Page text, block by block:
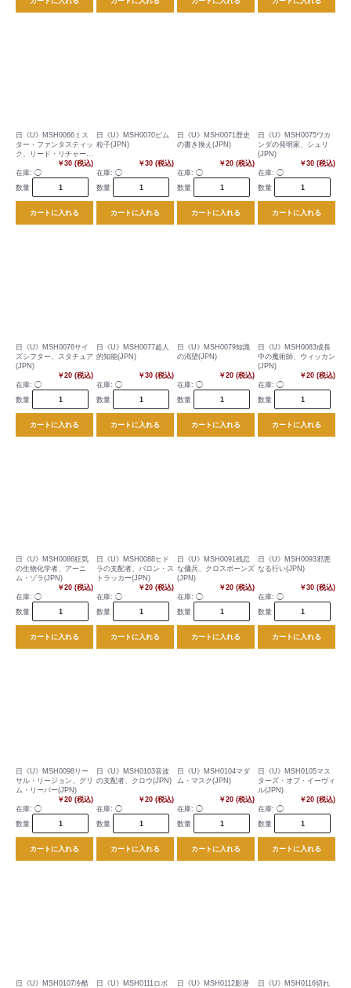
日《U》MSH0066ミス
ター・ファンタスティッ
ク、リード・リチャーズ
￥30 (税込)
在庫: ◯
数量
カートに入れる
日《U》MSH0070ピム
粒子(JPN)
￥30 (税込)
在庫: ◯
数量
カートに入れる
日《U》MSH0071歴史
の書き換え(JPN)
￥20 (税込)
在庫: ◯
数量
カートに入れる
日《U》MSH0075ワカ
ンダの発明家、シュリ
(JPN)
￥30 (税込)
在庫: ◯
数量
カートに入れる
日《U》MSH0076サイ
ズシフター、スタチュア
(JPN)
￥20 (税込)
在庫: ◯
数量
カートに入れる
日《U》MSH0077超人
的知能(JPN)
￥30 (税込)
在庫: ◯
数量
カートに入れる
日《U》MSH0079知識
の渇望(JPN)
￥20 (税込)
在庫: ◯
数量
カートに入れる
日《U》MSH0083成長
中の魔術師、ウィッカン
(JPN)
￥20 (税込)
在庫: ◯
数量
カートに入れる
日《U》MSH0086狂気
の生物化学者、アーニ
ム・ゾラ(JPN)
￥20 (税込)
在庫: ◯
数量
カートに入れる
日《U》MSH0088ヒド
ラの支配者、バロン・ス
トラッカー(JPN)
￥20 (税込)
在庫: ◯
数量
カートに入れる
日《U》MSH0091残忍
な傭兵、クロスボーンズ
(JPN)
￥20 (税込)
在庫: ◯
数量
カートに入れる
日《U》MSH0093邪悪
なる行い(JPN)
￥30 (税込)
在庫: ◯
数量
カートに入れる
日《U》MSH0098リー
サル・リージョン、グリ
ム・リーパー(JPN)
￥20 (税込)
在庫: ◯
数量
カートに入れる
日《U》MSH0103音波
の支配者、クロウ(JPN)
￥20 (税込)
在庫: ◯
数量
カートに入れる
日《U》MSH0104マダ
ム・マスク(JPN)
￥20 (税込)
在庫: ◯
数量
カートに入れる
日《U》MSH0105マス
ターズ・オブ・イーヴィ
ル(JPN)
￥20 (税込)
在庫: ◯
数量
カートに入れる
日《U》MSH0107冷酷
日《U》MSH0111ロボ
日《U》MSH0112影潜
日《U》MSH0116切れ